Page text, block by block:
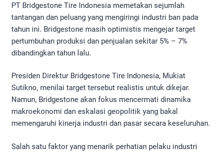
PT Bridgestone Tire Indonesia memetakan sejumlah
tantangan dan peluang yang mengiringi industri ban pada
tahun ini. Bridgestone masih optimistis mengejar target
pertumbuhan produksi dan penjualan sekitar 5% – 7%
dibandingkan tahun lalu.
Presiden Direktur Bridgestone Tire Indonesia, Mukiat
Sutikno, menilai target tersebut realistis untuk dikejar.
Namun, Bridgestone akan fokus mencermati dinamika
makroekonomi dan eskalasi geopolitik yang bakal
memengaruhi kinerja industri dan pasar secara keseluruhan.
Salah satu faktor yang menarik perhatian pelaku industri